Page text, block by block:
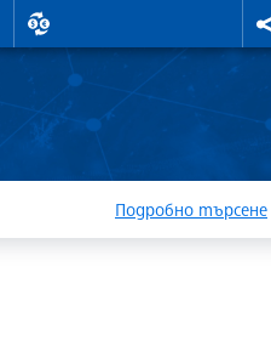
ВАЛУТНИ КУРСОВЕ
Подробно търсене